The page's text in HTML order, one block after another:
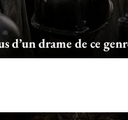
d’un drame de ce